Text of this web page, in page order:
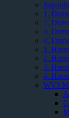
1.
2.
3.
4.
1.
2.
3.
4.
WVJ-